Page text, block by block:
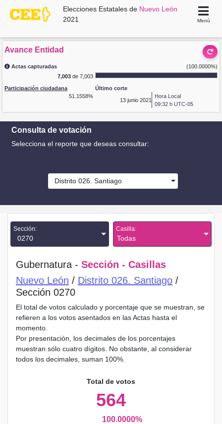
Elecciones Estatales de Nuevo León
2021
Menú
Avance Entidad
Actas capturadas
(100.0000%)
7,003de 7,003
Participación ciudadana
51.1558%
Último corte
13 junio 2021
Hora Local
09:32 h UTC-05
Consulta de votación
Selecciona el reporte que deseas consultar:
Distrito 026. Santiago
Sección:
0270
Casilla:
Todas
Gubernatura - Sección - Casillas
Nuevo León / Distrito 026. Santiago /
Sección 0270
El total de votos calculado y porcentaje que se muestran, se
refieren a los votos asentados en las Actas hasta el
momento.
Por presentación, los decimales de los porcentajes
muestran sólo cuatro dígitos. No obstante, al considerar
todos los decimales, suman 100%.
Total de votos
564
100.0000%